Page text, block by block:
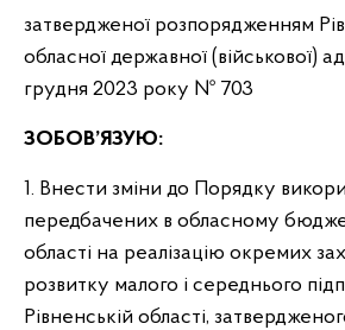
затвердженої розпорядженням
обласної державної (військової)
грудня 2023 року № 703
ЗОБОВ’ЯЗУЮ:
1. Внести зміни до Порядку
передбачених в обласному
області на реалізацію окремих
розвитку малого і середнього
Рівненській області,